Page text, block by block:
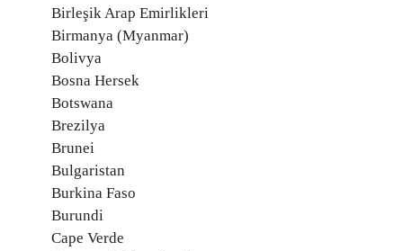
Birleşik Arap Emirlikleri
Birmanya (Myanmar)
Bolivya
Bosna Hersek
Botswana
Brezilya
Brunei
Bulgaristan
Burkina Faso
Burundi
Cape Verde